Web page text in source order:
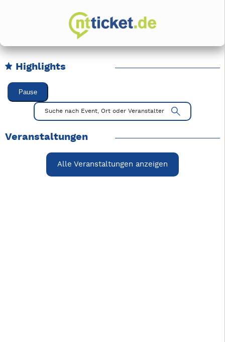
Highlights
Karussell Veranstaltungen überspringen
Pause
Mit Tab zu den Steuerelementen wechseln. Mit Pfeiltasten
Suche nach Event, Ort oder Veranstalter
Veranstaltungen
Alle Veranstaltungen anzeigen